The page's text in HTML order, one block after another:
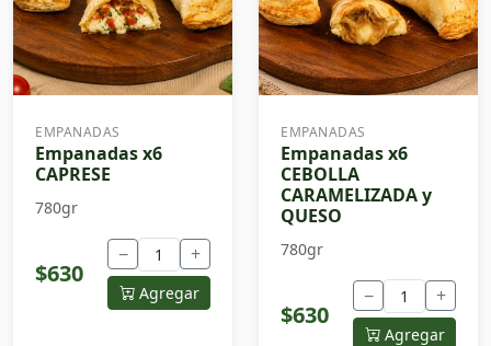
EMPANADAS
Empanadas x6
CAPRESE
780gr
$630
− +
Agregar
EMPANADAS
Empanadas x6
CEBOLLA
CARAMELIZADA y
QUESO
780gr
$630
− +
Agregar